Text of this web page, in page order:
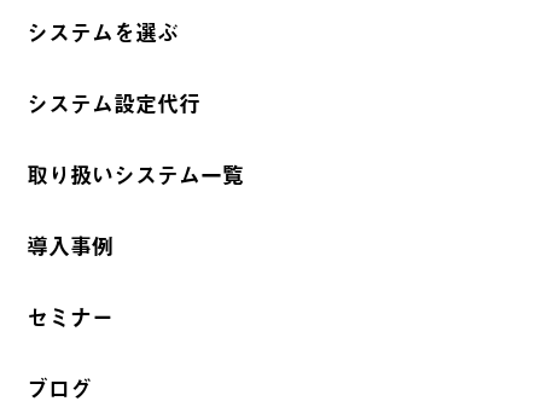
システムを選ぶ
システム設定代行
取り扱いシステム一覧
導入事例
セミナー
ブログ